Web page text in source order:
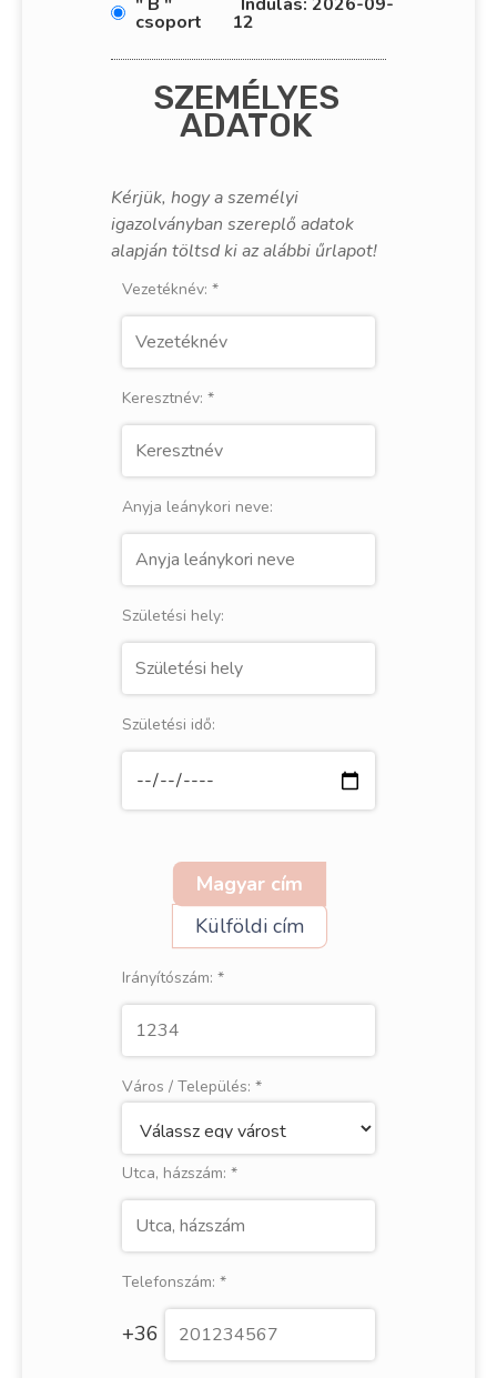
csoport 12
SZEMÉLYES
ADATOK
Kérjük, hogy a személyi
igazolványban szereplő adatok
alapján töltsd ki az alábbi űrlapot!
Vezetéknév: *
Keresztnév: *
Anyja leánykori neve:
Születési hely:
Születési idő:
Magyar cím
Külföldi cím
Irányítószám: *
Város / Település: *
Utca, házszám: *
Telefonszám: *
+36